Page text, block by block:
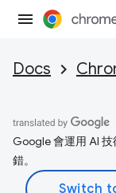
Docs
Google 會運用 AI
錯。